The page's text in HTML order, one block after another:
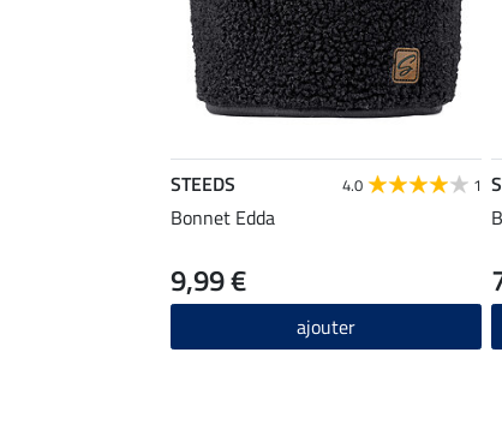
STEEDS 4.0 1
Bonnet Edda
9,99 €
ajouter